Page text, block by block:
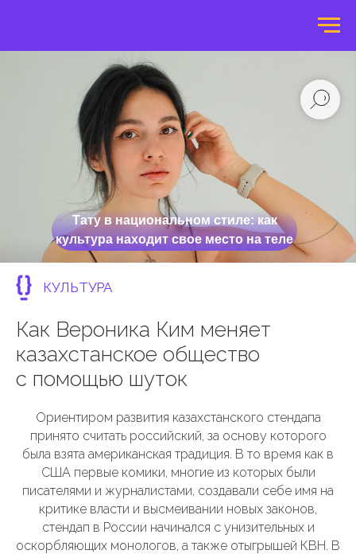
Тату в национальном стиле: как
культура находит свое место на теле
КУЛЬТУРА
Как Вероника Ким меняет
казахстанское общество
с помощью шуток
Ориентиром развития казахстанского стендапа
принято считать российский, за основу которого
была взята американская традиция. В то время как в
США первые комики, многие из которых были
писателями и журналистами, создавали себе имя на
критике власти и высмеивании новых законов,
стендап в России начинался с унизительных и
оскорбляющих монологов, а также отыгрышей КВН. В